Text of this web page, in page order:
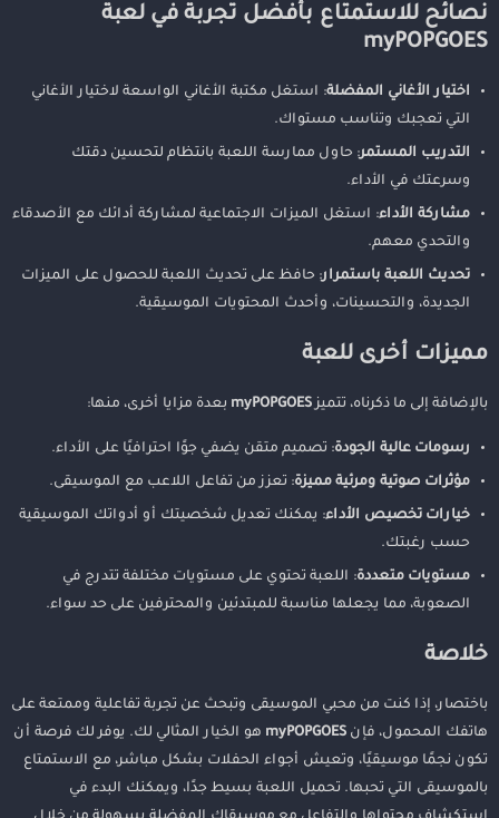
نصائح للاستمتاع بأفضل تجربة في لعبة
myPOPGOES
اختيار الأغاني المفضلة: استغل مكتبة الأغاني الواسعة لاختيار الأغاني
التي تعجبك وتناسب مستواك.
التدريب المستمر: حاول ممارسة اللعبة بانتظام لتحسين دقتك
وسرعتك في الأداء.
مشاركة الأداء: استغل الميزات الاجتماعية لمشاركة أدائك مع الأصدقاء
والتحدي معهم.
تحديث اللعبة باستمرار: حافظ على تحديث اللعبة للحصول على الميزات
الجديدة، والتحسينات، وأحدث المحتويات الموسيقية.
مميزات أخرى للعبة
بالإضافة إلى ما ذكرناه، تتميزmyPOPGOES بعدة مزايا أخرى، منها:
رسومات عالية الجودة: تصميم متقن يضفي جوًا احترافيًا على الأداء.
مؤثرات صوتية ومرئية مميزة: تعزز من تفاعل اللاعب مع الموسيقى.
خيارات تخصيص الأداء: يمكنك تعديل شخصيتك أو أدواتك الموسيقية
حسب رغبتك.
مستويات متعددة: اللعبة تحتوي على مستويات مختلفة تتدرج في
الصعوبة، مما يجعلها مناسبة للمبتدئين والمحترفين على حد سواء.
خلاصة
باختصار، إذا كنت من محبي الموسيقى وتبحث عن تجربة تفاعلية وممتعة على
هاتفك المحمول، فإن myPOPGOES هو الخيار المثالي لك. يوفر لك فرصة أن
تكون نجمًا موسيقيًا، وتعيش أجواء الحفلات بشكل مباشر، مع الاستمتاع
بالموسيقى التي تحبها. تحميل اللعبة بسيط جدًا، ويمكنك البدء في